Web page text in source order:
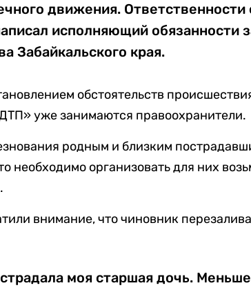
движения. Ответственности
исполняющий обязанности
Забайкальского края.
обстоятельств
уже занимаются правоохранители.
родным и близким
необходимо организовать для них
внимание, что чиновник
моя старшая дочь.